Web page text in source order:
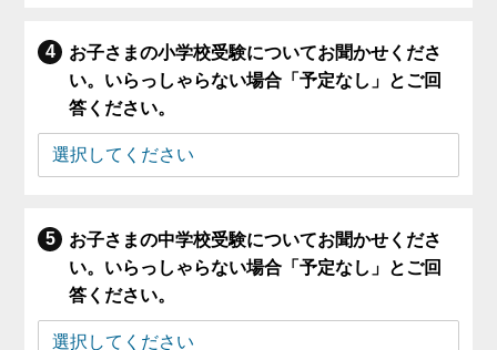
お子さまの小学校受験についてお聞かせくださ
い。いらっしゃらない場合「予定なし」とご回
答ください。
お子さまの中学校受験についてお聞かせくださ
い。いらっしゃらない場合「予定なし」とご回
答ください。